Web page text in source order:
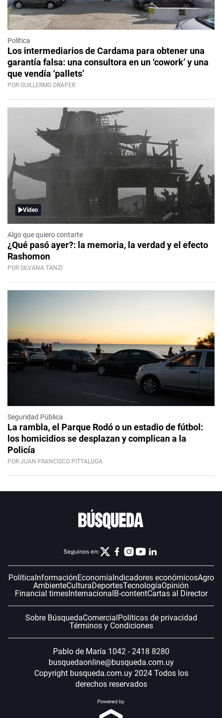
Política
Los intermediarios de Cardama para obtener una
garantía falsa: una consultora en un ‘cowork’ y una
que vendía ‘pallets’
POR GUILLERMO DRAPER
Video
Algo que quiero contarte
¿Qué pasó ayer?: la memoria, la verdad y el efecto
Rashomon
POR SILVANA TANZI
Seguridad Pública
La rambla, el Parque Rodó o un estadio de fútbol:
los homicidios se desplazan y complican a la
Policía
POR JUAN FRANCISCO PITTALUGA
Seguinos en:
Política InformaciónEconomía Indicadores económicosAgro
AmbienteCulturaDeportesTecnologíaOpinión
Financial timesInternacional B-contentCartas al Director
Sobre BúsquedaComercial Políticas de privacidad
Términos y Condiciones
Pablo de María 1042 - 2418 8280
busquedaonline@busqueda.com.uy
Copyright busqueda.com.uy 2024 Todos los
derechos reservados